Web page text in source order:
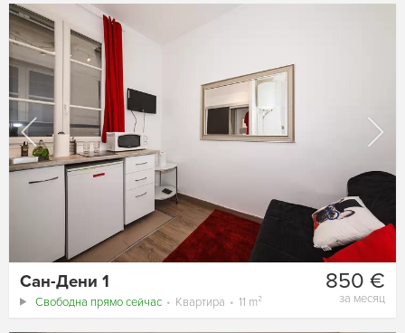
850 €
за месяц
Сан-Дени 1
Свободна прямо сейчас Квартира 11 m²